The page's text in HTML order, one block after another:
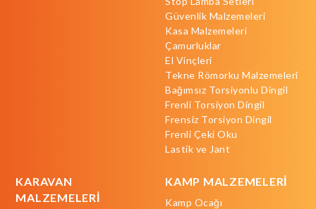
Güvenlik Malzemeleri
Kasa Malzemeleri
Çamurluklar
El Vinçleri
Tekne Römorku Malzemeleri
Bağımsız Torsiyonlu Dingil
Frenli Torsiyon Dingil
Frensiz Torsiyon Dingil
Frenli Çeki Oku
Lastik ve Jant
KARAVAN
MALZEMELERİ
KAMP MALZEMELERİ
Kamp Ocağı